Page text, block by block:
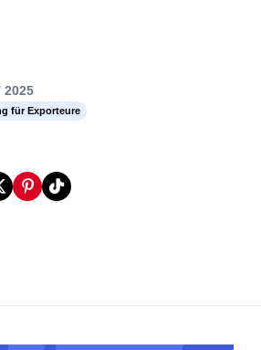
2025
für Exporteure